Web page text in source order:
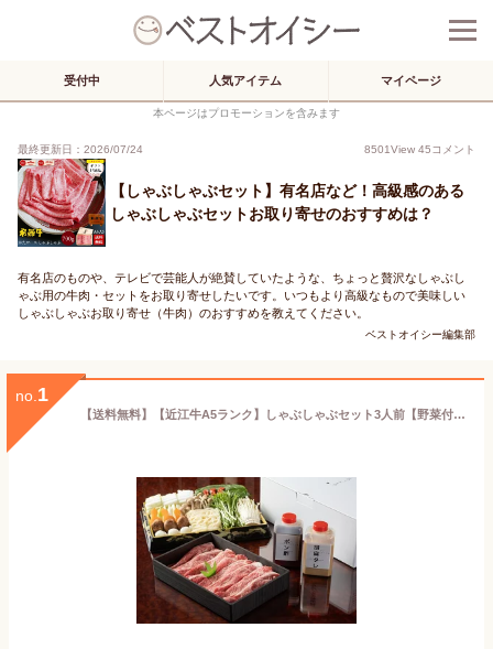
受付中 人気アイテム マイページ
本ページはプロモーションを含みます
最終更新日：2026/07/24 8501View 45コメント
【しゃぶしゃぶセット】有名店など！高級感のある
しゃぶしゃぶセットお取り寄せのおすすめは？
有名店のものや、テレビで芸能人が絶賛していたような、ちょっと贅沢なしゃぶし
ゃぶ用の牛肉・セットをお取り寄せしたいです。いつもより高級なもので美味しい
しゃぶしゃぶお取り寄せ（牛肉）のおすすめを教えてください。
ベストオイシー編集部
no. 1
【送料無料】【近江牛A5ランク】しゃぶしゃぶセット3人前【野菜付き】